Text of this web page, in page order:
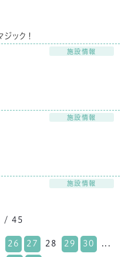
ック！
施設情報
施設情報
施設情報
/ 45
26 27 28 29 30 ...